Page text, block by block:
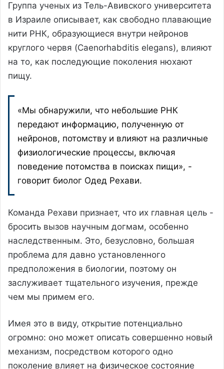
Группа ученых из Тель-Авивского университета
в Израиле описывает, как свободно плавающие
нити РНК, образующиеся внутри нейронов
круглого червя (Caenorhabditis elegans), влияют
на то, как последующие поколения нюхают
пищу.
«Мы обнаружили, что небольшие РНК
передают информацию, полученную от
нейронов, потомству и влияют на различные
физиологические процессы, включая
поведение потомства в поисках пищи», -
говорит биолог Одед Рехави.
Команда Рехави признает, что их главная цель -
бросить вызов научным догмам, особенно
наследственным. Это, безусловно, большая
проблема для давно установленного
предположения в биологии, поэтому он
заслуживает тщательного изучения, прежде
чем мы примем его.
Имея это в виду, открытие потенциально
огромно: оно может описать совершенно новый
механизм, посредством которого одно
поколение влияет на физическое состояние